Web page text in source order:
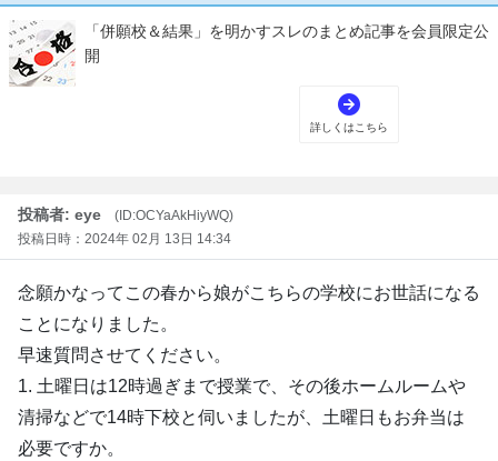
投稿者: eye
(ID:OCYaAkHiyWQ)
投稿日時：2024年 02月 13日 14:34
念願かなってこの春から娘がこちらの学校にお世話になる
ことになりました。
早速質問させてください。
1. 土曜日は12時過ぎまで授業で、その後ホームルームや
清掃などで14時下校と伺いましたが、土曜日もお弁当は
必要ですか。